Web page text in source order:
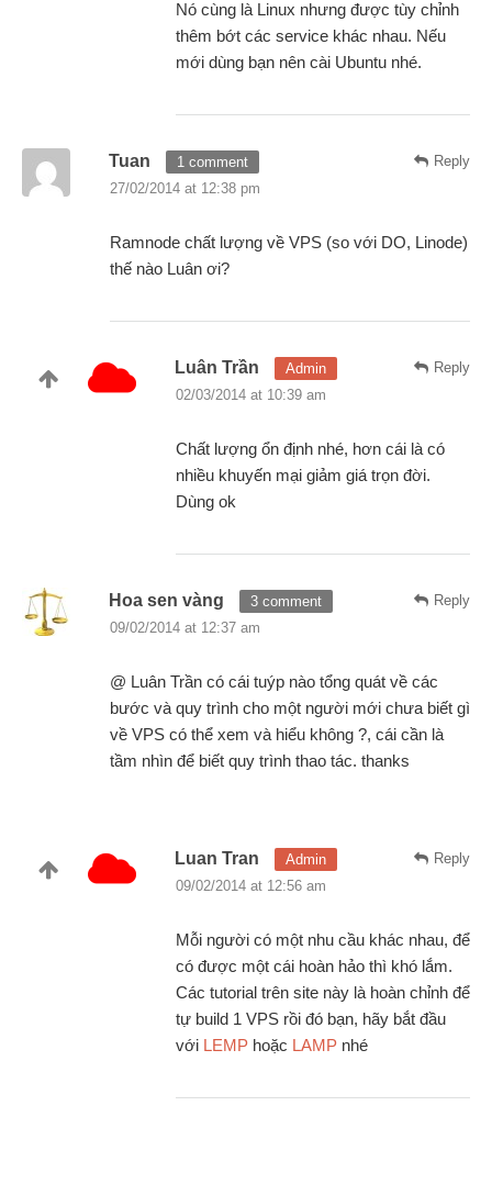
Nó cùng là Linux nhưng được tùy chỉnh
thêm bớt các service khác nhau. Nếu
mới dùng bạn nên cài Ubuntu nhé.
Reply
Tuan
1 comment
27/02/2014 at 12:38 pm
Ramnode chất lượng về VPS (so với DO, Linode)
thế nào Luân ơi?
Reply
Luân Trần
Admin
02/03/2014 at 10:39 am
Chất lượng ổn định nhé, hơn cái là có
nhiều khuyến mại giảm giá trọn đời.
Dùng ok
Reply
Hoa sen vàng
3 comment
09/02/2014 at 12:37 am
@ Luân Trần có cái tuýp nào tổng quát về các
bước và quy trình cho một người mới chưa biết gì
về VPS có thể xem và hiểu không ?, cái cần là
tầm nhìn để biết quy trình thao tác. thanks
Reply
Luan Tran
Admin
09/02/2014 at 12:56 am
Mỗi người có một nhu cầu khác nhau, để
có được một cái hoàn hảo thì khó lắm.
Các tutorial trên site này là hoàn chỉnh để
tự build 1 VPS rồi đó bạn, hãy bắt đầu
với LEMP hoặc LAMP nhé